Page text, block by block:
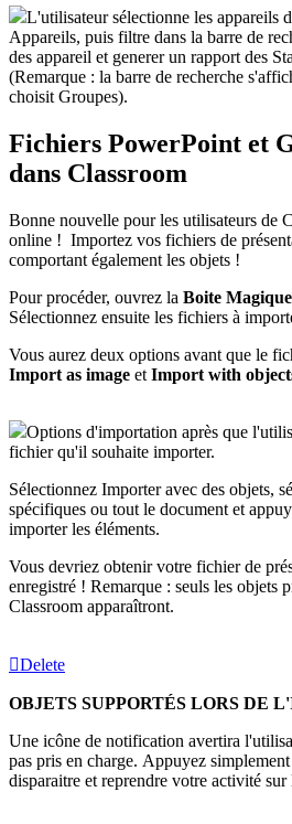
L'utilisateur sélectionne les appareils
Appareils, puis filtre dans la barre de
des appareil et generer un rapport des
(Remarque : la barre de recherche
choisit Groupes).
Fichiers PowerPoint et
dans Classroom
Bonne nouvelle pour les utilisateurs de
online ! Importez vos fichiers de
comportant également les objets !
Pour procéder, ouvrez la Boite Magique
Sélectionnez ensuite les fichiers à
Vous aurez deux options avant que le
Import as image et Import with
Options d'importation après que
fichier qu'il souhaite importer.
Sélectionnez Importer avec des objets,
spécifiques ou tout le document et
importer les éléments.
Vous devriez obtenir votre fichier de
enregistré ! Remarque : seuls les objets
Classroom apparaîtront.
Delete
OBJETS SUPPORTÉS LORS DE
Une icône de notification avertira
pas pris en charge. Appuyez
disparaitre et reprendre votre activité sur